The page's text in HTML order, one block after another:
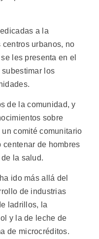
a la
urbanos, no
les presenta en el
los
de la comunidad, y
sobre
comité comunitario
de hombres
la salud.
ido más allá del
de industrias
ladrillos, la
y la de leche de
de microcréditos.